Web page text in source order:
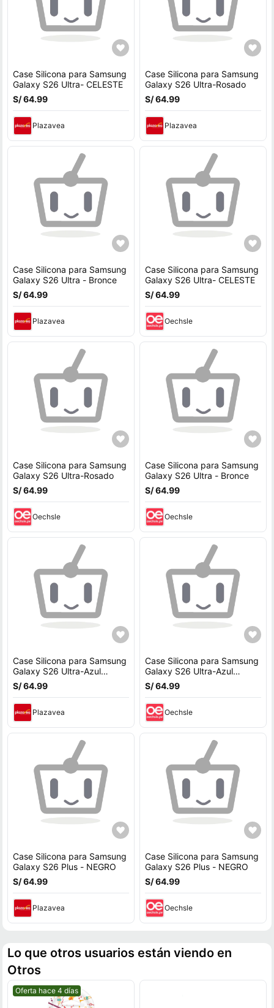
Case Silicona para Samsung
Galaxy S26 Ultra- CELESTE
S/ 64.99
Plazavea
Case Silicona para Samsung
Galaxy S26 Ultra-Rosado
S/ 64.99
Plazavea
Case Silicona para Samsung
Galaxy S26 Ultra - Bronce
S/ 64.99
Plazavea
Case Silicona para Samsung
Galaxy S26 Ultra- CELESTE
S/ 64.99
Oechsle
Case Silicona para Samsung
Galaxy S26 Ultra-Rosado
S/ 64.99
Oechsle
Case Silicona para Samsung
Galaxy S26 Ultra - Bronce
S/ 64.99
Oechsle
Case Silicona para Samsung
Galaxy S26 Ultra-Azul
Eléctrico
S/ 64.99
Plazavea
Case Silicona para Samsung
Galaxy S26 Ultra-Azul
Eléctrico
S/ 64.99
Oechsle
Case Silicona para Samsung
Galaxy S26 Plus - NEGRO
S/ 64.99
Plazavea
Case Silicona para Samsung
Galaxy S26 Plus - NEGRO
S/ 64.99
Oechsle
Lo que otros usuarios están viendo en
Otros
Mejor precio.
Oferta hace 4 días